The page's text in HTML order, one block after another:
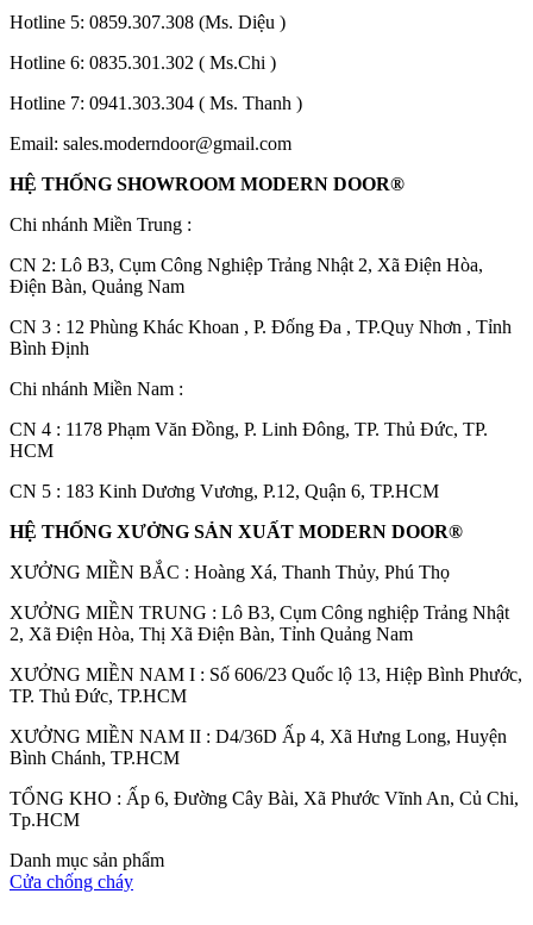
CỬA GỖ
Cửa Gỗ HDF
Hotline 5: 0859.307.308 (Ms. Diệu )
Hotline 6: 0835.301.302 ( Ms.Chi )
Hotline 7: 0941.303.304 ( Ms. Thanh )
Email: sales.moderndoor@gmail.com
HỆ THỐNG SHOWROOM MODERN DOOR®
Chi nhánh Miền Trung :
CN 2: Lô B3, Cụm Công Nghiệp Trảng Nhật 2, Xã Điện Hòa,
Điện Bàn, Quảng Nam
CN 3 : 12 Phùng Khác Khoan , P. Đống Đa , TP.Quy Nhơn , Tỉnh
Bình Định
Chi nhánh Miền Nam :
CN 4 : 1178 Phạm Văn Đồng, P. Linh Đông, TP. Thủ Đức, TP.
HCM
CN 5 : 183 Kinh Dương Vương, P.12, Quận 6, TP.HCM
HỆ THỐNG XƯỞNG SẢN XUẤT MODERN DOOR®
XƯỞNG MIỀN BẮC : Hoàng Xá, Thanh Thủy, Phú Thọ
XƯỞNG MIỀN TRUNG : Lô B3, Cụm Công nghiệp Trảng Nhật
2, Xã Điện Hòa, Thị Xã Điện Bàn, Tỉnh Quảng Nam
XƯỞNG MIỀN NAM I : Số 606/23 Quốc lộ 13, Hiệp Bình Phước,
TP. Thủ Đức, TP.HCM
XƯỞNG MIỀN NAM II : D4/36D Ấp 4, Xã Hưng Long, Huyện
Bình Chánh, TP.HCM
TỔNG KHO : Ấp 6, Đường Cây Bài, Xã Phước Vĩnh An, Củ Chi,
Tp.HCM
Danh mục sản phẩm
Cửa chống cháy